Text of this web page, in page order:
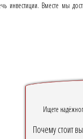
инвестиции. Вместе мы
Ищете
Почему стоит